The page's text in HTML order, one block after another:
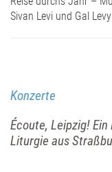
Sivan Levi und Gal Levy
Konzerte
Écoute, Leipzig!
Liturgie aus